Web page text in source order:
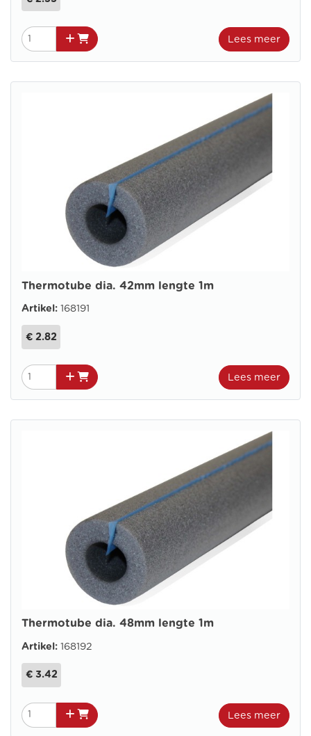
Lees meer
Thermotube dia. 42mm lengte 1m
Artikel: 168191
€ 2.82
Lees meer
Thermotube dia. 48mm lengte 1m
Artikel: 168192
€ 3.42
Lees meer